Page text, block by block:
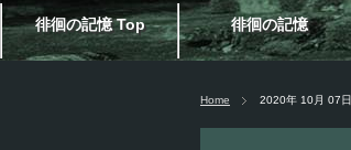
徘徊の記憶 Top 徘徊の記憶
Home 2020年 10月 07日